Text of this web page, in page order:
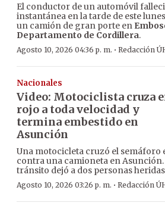
El conductor de un automóvil
instantánea en la tarde de este
un camión de gran porte en
Departamento de Cordillera.
Agosto 10, 2026 04:36 p. m. · Redacción
Nacionales
Video: Motociclista cruza
rojo a toda velocidad y
termina embestido en
Asunción
Una motocicleta cruzó el semáforo
contra una camioneta en Asunción.
tránsito dejó a dos personas
Agosto 10, 2026 03:26 p. m. · Redacción